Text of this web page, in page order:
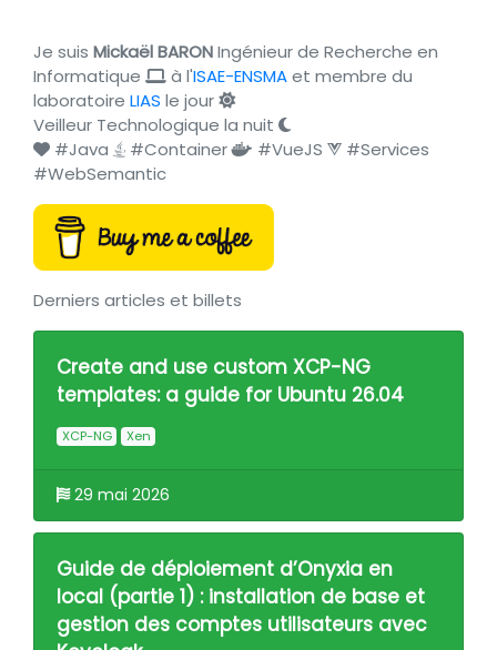
Je suis Mickaël BARONIngénieur de Recherche en
Informatique
à l'ISAE-ENSMAet membre du
laboratoire LIAS le jour
Veilleur Technologique la nuit
#Java
#Container #VueJS
#Services
#WebSemantic
Derniers articles et billets
Create and use custom XCP-NG
templates: a guide for Ubuntu 26.04
XCP-NG Xen
29 mai 2026
Guide de déploiement d’Onyxia en
local (partie 1) : installation de base et
gestion des comptes utilisateurs avec